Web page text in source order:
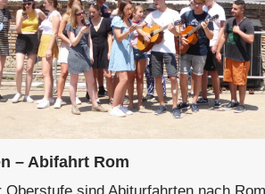
– Abifahrt Rom
Oberstufe sind Abiturfahrten nach